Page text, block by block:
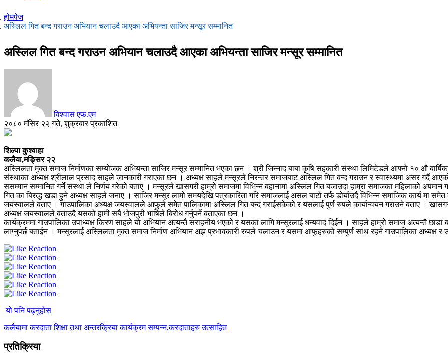
होमपेज
अस्लिल गित बन्द गराउन अभियान चलाउदै आएका अभियन्ता साजिर मन्सूर सम्मानित
अस्लिल गित बन्द गराउन अभियान चलाउदै आएका अभियन्ता साजिर मन्सूर सम्मानित
विश्वास एफ.एम
२०८० मंसिर २२ गते, शुक्रबार प्रकाशित
शिल्पा कुश्वाहा
कलैया,मङ्सिर २२
अस्लिलता मुक्त समाज निर्माणका सम्योजक अभियन्ता साजिर मन्सूर सम्मानित भएका छन । श्री जिन्नाद बाबा कृषि सहकारी संस्था लिमिटेडले आफ्नो १० औ
संस्थाका अध्यक्ष श्रीलाल प्रसाद साहले जानकारी गराएका छन । अध्यक्ष साहले मन्सूरले निरन्तर समाजबाट अस्लिल गित बन्द गराउन र स्वास्थ्यमा असर गर्दै
ससम्मान सम्मानित गर्ने संस्था ले निर्णय गरेको बताए । मन्सूरले खासगरी हाम्रो समाजमा विभिन्न बहानामा अस्लिल गित बजाउदा हाम्रा समाजका महिलाको
गित का बिरुद्ध खडा हुने अध्यक्ष साहले जनाए । साजिर मन्सूर लामो समयदेखि पत्रकारिता गरि समाजलाई असल बाटो तर्फ डोर्याउदै विभिन्न समाजिक कार्य मा समेत
जयस्वालले बताए ।गाउपालिका अध्यक्ष जयस्वालले आफुले समेत पालिकामा अस्लिल गित बन्द गराईसकेको र यसलाई पुर्ण रुपले कार्यान्वयन गराउने बताए ।
अध्यक्ष जयस्वालले बताउदै यसको हामी सबै भोजपुरी भाषिले बिरोध गर्नुपर्ने बताएका छन ।
कार्यक्रममा गाउपालिका उपाध्यक्ष किरण साहले यो अभियान अत्यन्तै सराहनीय भएको र यसका लागि मन्सूरलाई धन्यवाद दिईन । साहले हाम्रो समाज अत्यन्तै
लाग्नुपर्छ बताईन । मन्सूरलाई अस्लिलता मुक्त समाज निर्माण अभियान अझ प्रभावकारी रुपले चलाउन र यसमा आफुहरुको सम्पुर्ण साथ रहने गाउपालिका अध्यक्ष र
यो पनि पढ्नुहोस
कलैयामा करदाता शिक्षा तथा अन्तरक्रिया कार्यक्रम सम्पन्न,करदाताहरु उत्साहित
प्रतिक्रिया